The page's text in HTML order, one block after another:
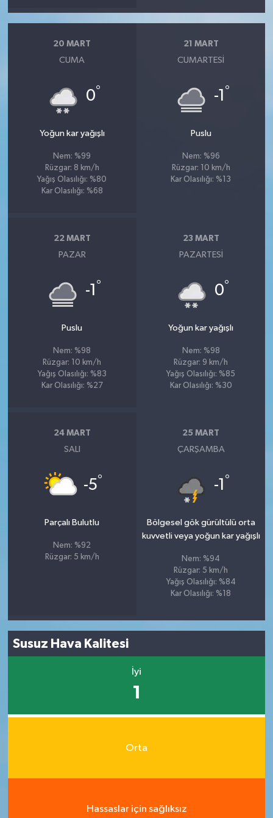
20 MART
CUMA
0°
Yoğun kar yağışlı
Nem: %99
Rüzgar: 8 km/h
Yağış Olasılığı: %80
Kar Olasılığı: %68
21 MART
CUMARTESI
-1 °
Puslu
Nem: %96
Rüzgar: 10 km/h
Kar Olasılığı: %13
22 MART
PAZAR
-1 °
Puslu
Nem: %98
Rüzgar: 10 km/h
Yağış Olasılığı: %83
Kar Olasılığı: %27
23 MART
PAZARTESI
0°
Yoğun kar yağışlı
Nem: %98
Rüzgar: 9 km/h
Yağış Olasılığı: %85
Kar Olasılığı: %30
24 MART
SALI
-5°
Parçalı Bulutlu
Nem: %92
Rüzgar: 5 km/h
25 MART
ÇARŞAMBA
-1 °
Bölgesel gök gürültülü orta
kuvvetli veya yoğun kar yağışlı
Nem: %94
Rüzgar: 5 km/h
Yağış Olasılığı: %84
Kar Olasılığı: %18
Susuz Hava Kalitesi
İyi
1
Orta
Hassaslar için sağlıksız